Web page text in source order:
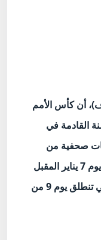
أن كأس الأمم
القادمة في
صحفية من
الكاميرون سأتواجد هنا في الكاميرون يوم 7 يناير المقبل
مع زوجتي وأولادي لحضور البطولة التي تنطلق يوم 9 من